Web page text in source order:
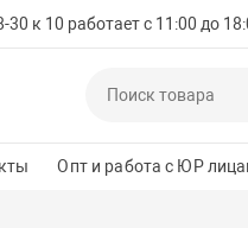
к 10 работает с 11:00 до
Опт и работа с ЮР